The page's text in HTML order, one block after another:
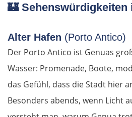
🏰Sehenswürdigkeiten
Alter Hafen (Porto Antico)
Der Porto Antico ist Genuas
Wasser: Promenade, Boote,
das Gefühl, dass die Stadt hier
Besonders abends, wenn Licht